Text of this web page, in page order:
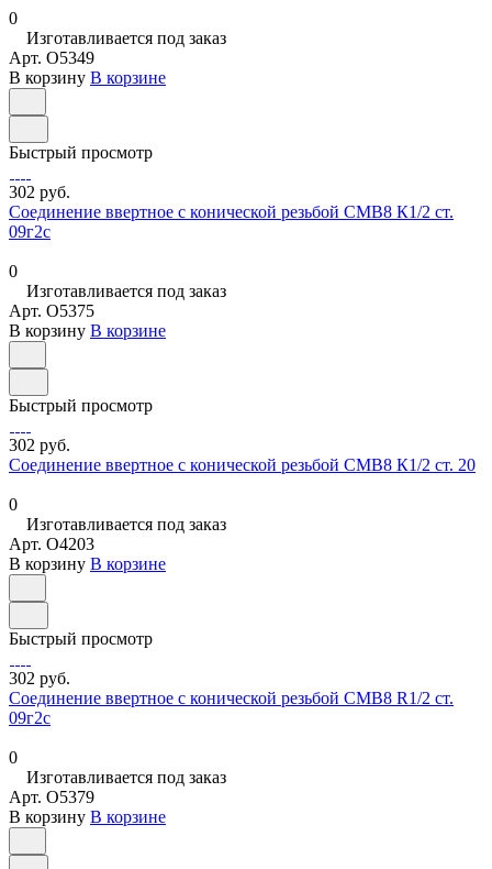
0
Изготавливается под заказ
Арт. O5349
В корзину В корзине
Быстрый просмотр
302 руб.
Соединение ввертное с конической резьбой СМВ8 К1/2 ст.
09г2с
0
Изготавливается под заказ
Арт. O5375
В корзину В корзине
Быстрый просмотр
302 руб.
Соединение ввертное с конической резьбой СМВ8 К1/2 ст. 20
0
Изготавливается под заказ
Арт. O4203
В корзину В корзине
Быстрый просмотр
302 руб.
Соединение ввертное с конической резьбой СМВ8 R1/2 ст.
09г2с
0
Изготавливается под заказ
Арт. O5379
В корзину В корзине